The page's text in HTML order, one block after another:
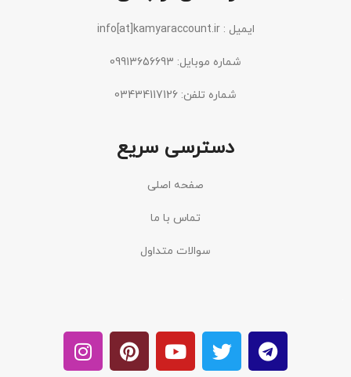
ایمیل : info[at]kamyaraccount.ir
شماره موبایل: 09913656693
شماره تلفن: 03434117126
دسترسی سریع
صفحه اصلی
تماس با ما
سوالات متداول